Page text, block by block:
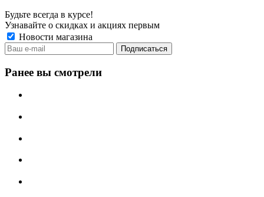
Будьте всегда в курсе!
Узнавайте о скидках и акциях первым
Новости магазина
Ранее вы смотрели